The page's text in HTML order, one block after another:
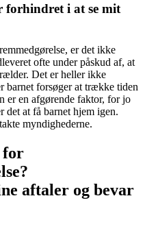
forhindret i at se mit
er det ikke
ofte under påskud af, at
Det er heller ikke
barnet forsøger at trække tiden
er en afgørende faktor, for jo
at få barnet hjem igen.
myndighederne.
for
aftaler og bevar